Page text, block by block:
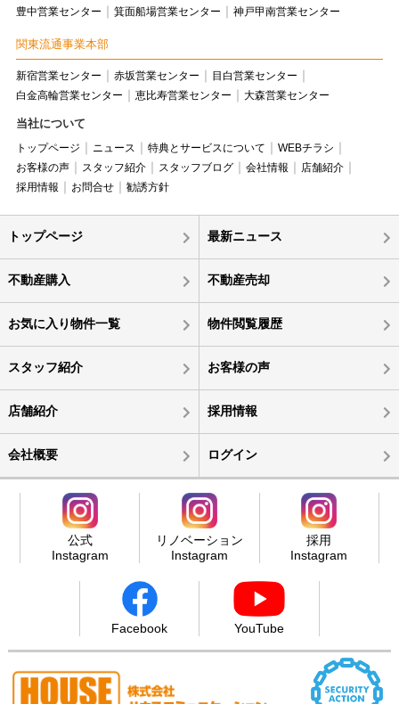
豊中営業センター
箕面船場営業センター 神戸甲南営業センター
関東流通事業本部
新宿営業センター 赤坂営業センター
目白営業センター
白金高輪営業センター
恵比寿営業センター 大森営業センター
当社について
トップページ ニュース 特典とサービスについて
WEBチラシ
お客様の声
スタッフ紹介 スタッフブログ 会社情報
店舗紹介
採用情報
お問合せ 勧誘方針
トップページ 最新ニュース
不動産購入 不動産売却
お気に入り物件一覧 物件閲覧履歴
スタッフ紹介 お客様の声
店舗紹介 採用情報
会社概要 ログイン
公式
Instagram
リノベーション
Instagram
採用
Instagram
Facebook YouTube